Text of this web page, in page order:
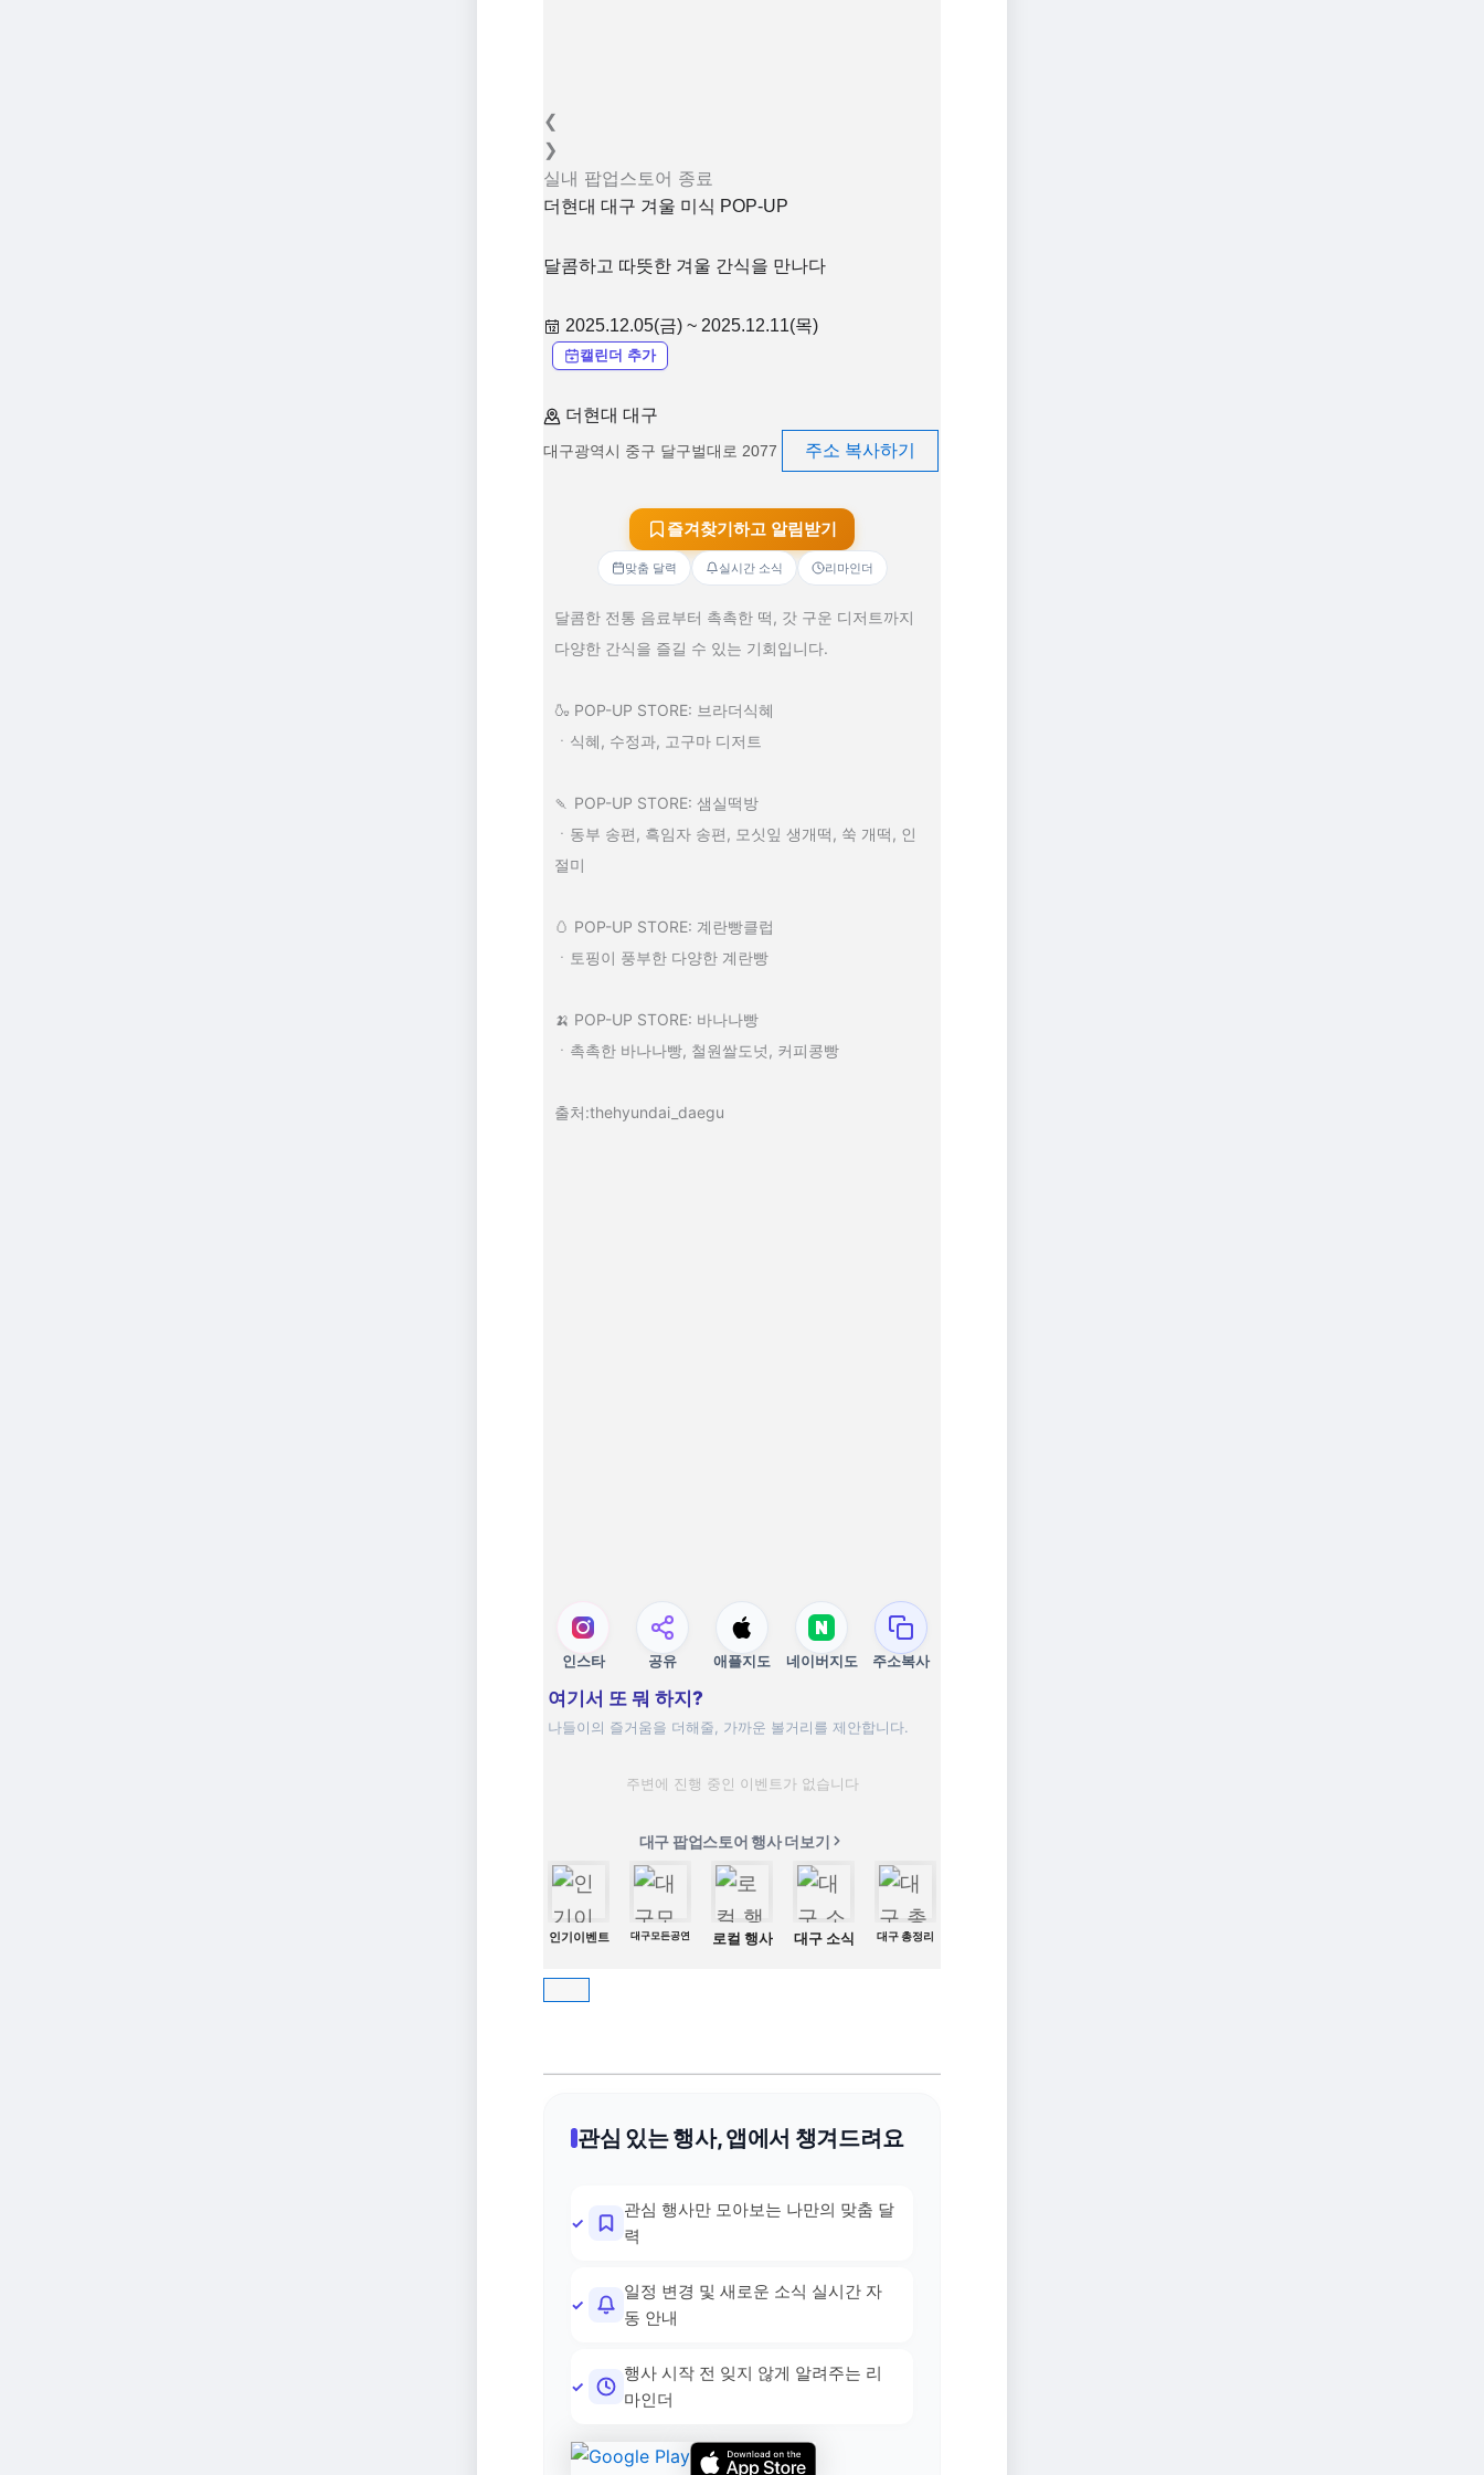
❮
❯
실내 팝업스토어 종료
더현대 대구 겨울 미식 POP-UP
달콤하고 따뜻한 겨울 간식을 만나다
2025.12.05(금) ~ 2025.12.11(목)
캘린더 추가
더현대 대구
대구광역시 중구 달구벌대로 2077 주소 복사하기
즐겨찾기하고 알림받기
맞춤 달력 실시간 소식 리마인더
달콤한 전통 음료부터 촉촉한 떡, 갓 구운 디저트까지
다양한 간식을 즐길 수 있는 기회입니다.
🍶 POP-UP STORE: 브라더식혜
ㆍ식혜, 수정과, 고구마 디저트
🍡 POP-UP STORE: 샘실떡방
ㆍ동부 송편, 흑임자 송편, 모싯잎 생개떡, 쑥 개떡, 인
절미
🥚 POP-UP STORE: 계란빵클럽
ㆍ토핑이 풍부한 다양한 계란빵
🍌 POP-UP STORE: 바나나빵
ㆍ촉촉한 바나나빵, 철원쌀도넛, 커피콩빵
출처:thehyundai_daegu
인스타 공유 애플지도 네이버지도 주소복사
여기서 또 뭐 하지?
나들이의 즐거움을 더해줄, 가까운 볼거리를 제안합니다.
주변에 진행 중인 이벤트가 없습니다
대구 팝업스토어 행사 더보기
인기이벤트 대구모든공연 로컬 행사 대구 소식 대구 총정리
관심 있는 행사, 앱에서 챙겨드려요
관심 행사만 모아보는 나만의 맞춤 달
력
일정 변경 및 새로운 소식 실시간 자
동 안내
행사 시작 전 잊지 않게 알려주는 리
마인더